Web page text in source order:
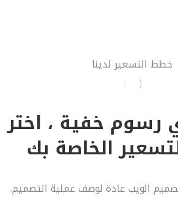
خطط التسعير لدينا
رسوم خفية ، اختر
الخاصة بك
الويب عادة لوصف عملية التصميم.